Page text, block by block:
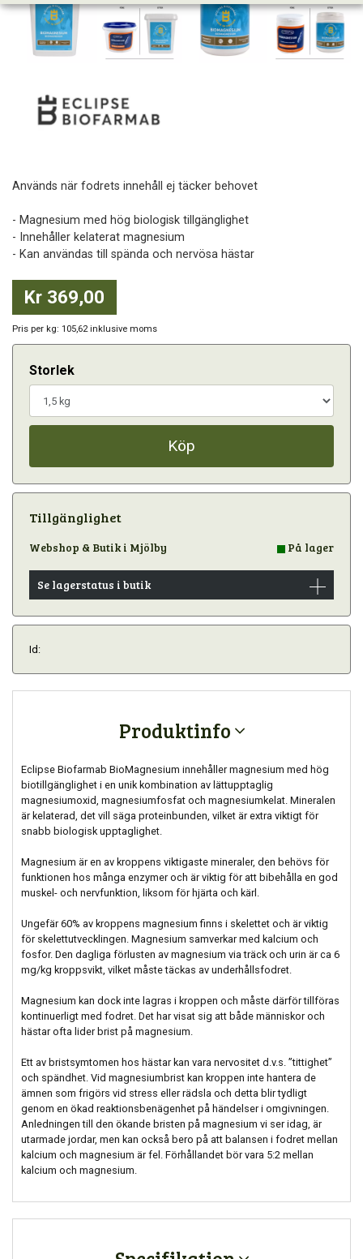
Används när fodrets innehåll ej täcker behovet
- Magnesium med hög biologisk tillgänglighet
- Innehåller kelaterat magnesium
- Kan användas till spända och nervösa hästar
Kr 369,00
Pris per kg: 105,62 inklusive moms
Storlek
Köp
Tillgänglighet
Webshop & Butik i Mjölby På lager
Se lagerstatus i butik
Id:
Produktinfo
Eclipse Biofarmab BioMagnesium innehåller magnesium med hög
biotillgänglighet i en unik kombination av lättupptaglig
magnesiumoxid, magnesiumfosfat och magnesiumkelat. Mineralen
är kelaterad, det vill säga proteinbunden, vilket är extra viktigt för
snabb biologisk upptaglighet.
Magnesium är en av kroppens viktigaste mineraler, den behövs för
funktionen hos många enzymer och är viktig för att bibehålla en god
muskel- och nervfunktion, liksom för hjärta och kärl.
Ungefär 60% av kroppens magnesium finns i skelettet och är viktig
för skelettutvecklingen. Magnesium samverkar med kalcium och
fosfor. Den dagliga förlusten av magnesium via träck och urin är ca 6
mg/kg kroppsvikt, vilket måste täckas av underhållsfodret.
Magnesium kan dock inte lagras i kroppen och måste därför tillföras
kontinuerligt med fodret. Det har visat sig att både människor och
hästar ofta lider brist på magnesium.
Ett av bristsymtomen hos hästar kan vara nervositet d.v.s. ”tittighet”
och spändhet. Vid magnesiumbrist kan kroppen inte hantera de
ämnen som frigörs vid stress eller rädsla och detta blir tydligt
genom en ökad reaktionsbenägenhet på händelser i omgivningen.
Anledningen till den ökande bristen på magnesium vi ser idag, är
utarmade jordar, men kan också bero på att balansen i fodret mellan
kalcium och magnesium är fel. Förhållandet bör vara 5:2 mellan
kalcium och magnesium.